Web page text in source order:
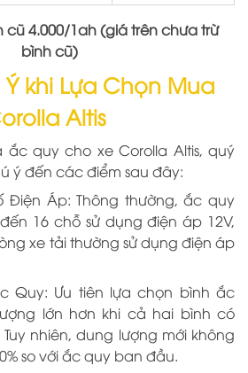
cũ 4.000/1ah (giá trên chưa trừ
bình cũ)
Ý khi Lựa Chọn Mua
Altis
ắc quy cho xe Corolla Altis, quý
ý đến các điểm sau đây:
Điện Áp: Thông thường, ắc quy
16 chỗ sử dụng điện áp 12V,
xe tải thường sử dụng điện áp
Quy: Ưu tiên lựa chọn bình ắc
lớn hơn khi cả hai bình có
nhiên, dung lượng mới không
so với ắc quy ban đầu.